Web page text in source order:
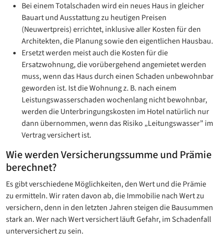
Bei einem Totalschaden wird ein neues Haus in gleicher
Bauart und Ausstattung zu heutigen Preisen
(Neuwertpreis) errichtet, inklusive aller Kosten für den
Architekten, die Planung sowie den eigentlichen Hausbau.
Ersetzt werden meist auch die Kosten für die
Ersatzwohnung, die vorübergehend angemietet werden
muss, wenn das Haus durch einen Schaden unbewohnbar
geworden ist. Ist die Wohnung z. B. nach einem
Leistungswasserschaden wochenlang nicht bewohnbar,
werden die Unterbringungskosten im Hotel natürlich nur
dann übernommen, wenn das Risiko „Leitungswasser” im
Vertrag versichert ist.
Wie werden Versicherungssumme und Prämie
berechnet?
Es gibt verschiedene Möglichkeiten, den Wert und die Prämie
zu ermitteln. Wir raten davon ab, die Immobilie nach Wert zu
versichern, denn in den letzten Jahren steigen die Bausummen
stark an. Wer nach Wert versichert läuft Gefahr, im Schadenfall
unterversichert zu sein.